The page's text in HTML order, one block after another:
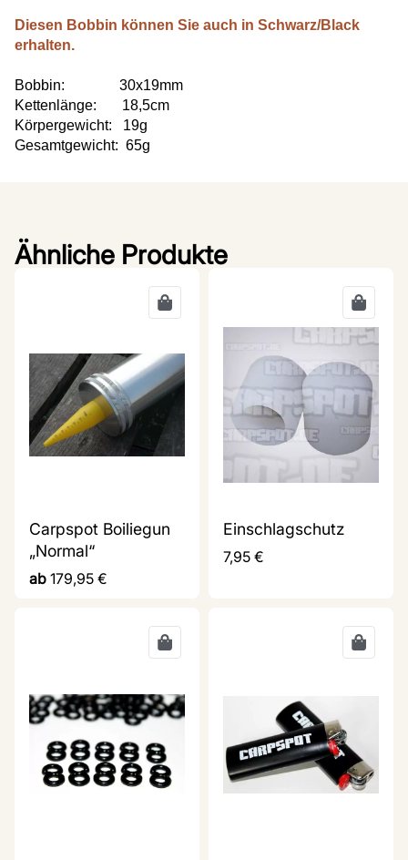
Diesen Bobbin können Sie auch in Schwarz/Black
erhalten.
Bobbin: 30x19mm
Kettenlänge: 18,5cm
Körpergewicht: 19g
Gesamtgewicht: 65g
Ähnliche Produkte
Carpspot Boiliegun
„Normal“
ab 179,95 €
Einschlagschutz
7,95 €